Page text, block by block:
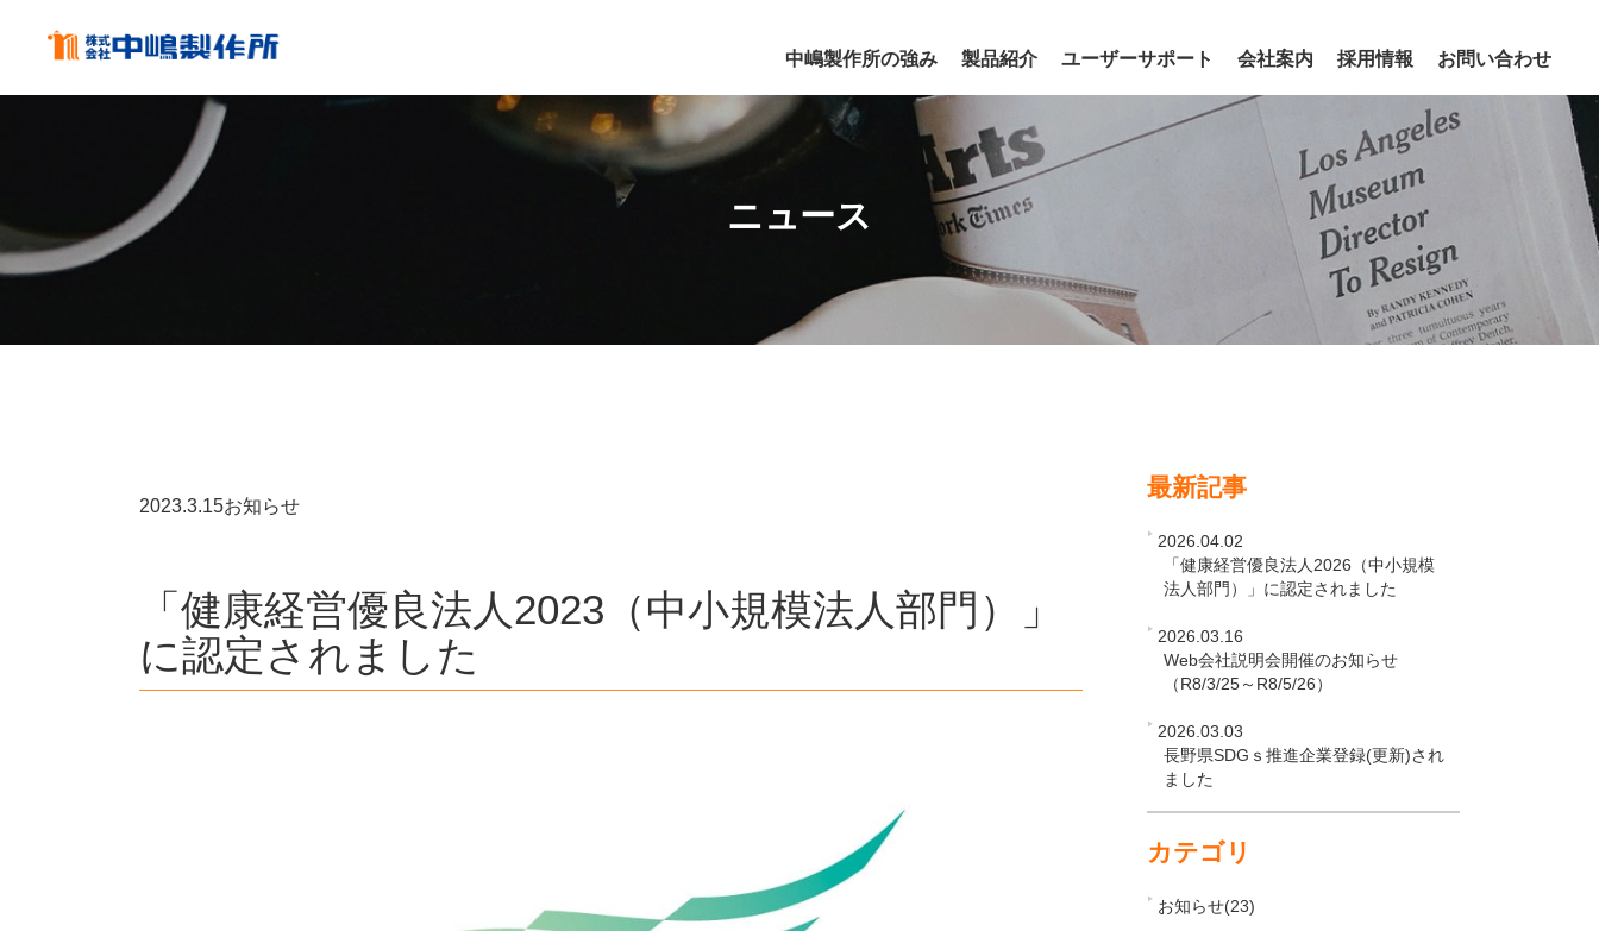
中嶋製作所の強み 製品紹介 ユーザーサポート 会社案内 採用情報 お問い合わせ
ニュース
2023.3.15お知らせ
「健康経営優良法人2023（中小規模法人部門）」
に認定されました
最新記事
2026.04.02
「健康経営優良法人2026（中小規模
法人部門）」に認定されました
2026.03.16
Web会社説明会開催のお知らせ
（R8/3/25～R8/5/26）
2026.03.03
長野県SDGｓ推進企業登録(更新)され
ました
カテゴリ
お知らせ(23)